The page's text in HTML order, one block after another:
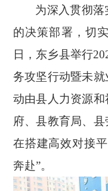
为深入贯彻
的决策部署，切
日，东乡县举行
务攻坚行动暨未
动由县人力资源
府、县教育局、
在搭建高效对接
奔赴”。